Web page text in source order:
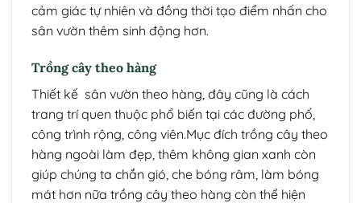
cảm giác tự nhiên và đồng thời tạo điểm nhấn cho
sân vườn thêm sinh động hơn.
Trồng cây theo hàng
Thiết kế sân vườn theo hàng, đây cũng là cách
trang trí quen thuộc phổ biến tại các đường phố,
công trình rộng, công viên.Mục đích trồng cây theo
hàng ngoài làm đẹp, thêm không gian xanh còn
giúp chúng ta chắn gió, che bóng râm, làm bóng
mát hơn nữa trồng cây theo hàng còn thể hiện